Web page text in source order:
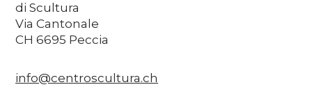
di Scultura
Via Cantonale
CH 6695 Peccia
info@centroscultura.ch